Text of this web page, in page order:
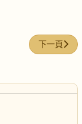
下一篇文章
下一頁